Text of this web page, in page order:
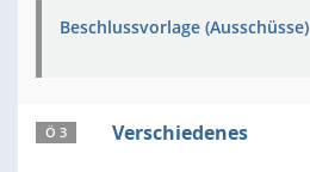
Beschlussvorlage (Ausschüsse)
Ö 3 Verschiedenes